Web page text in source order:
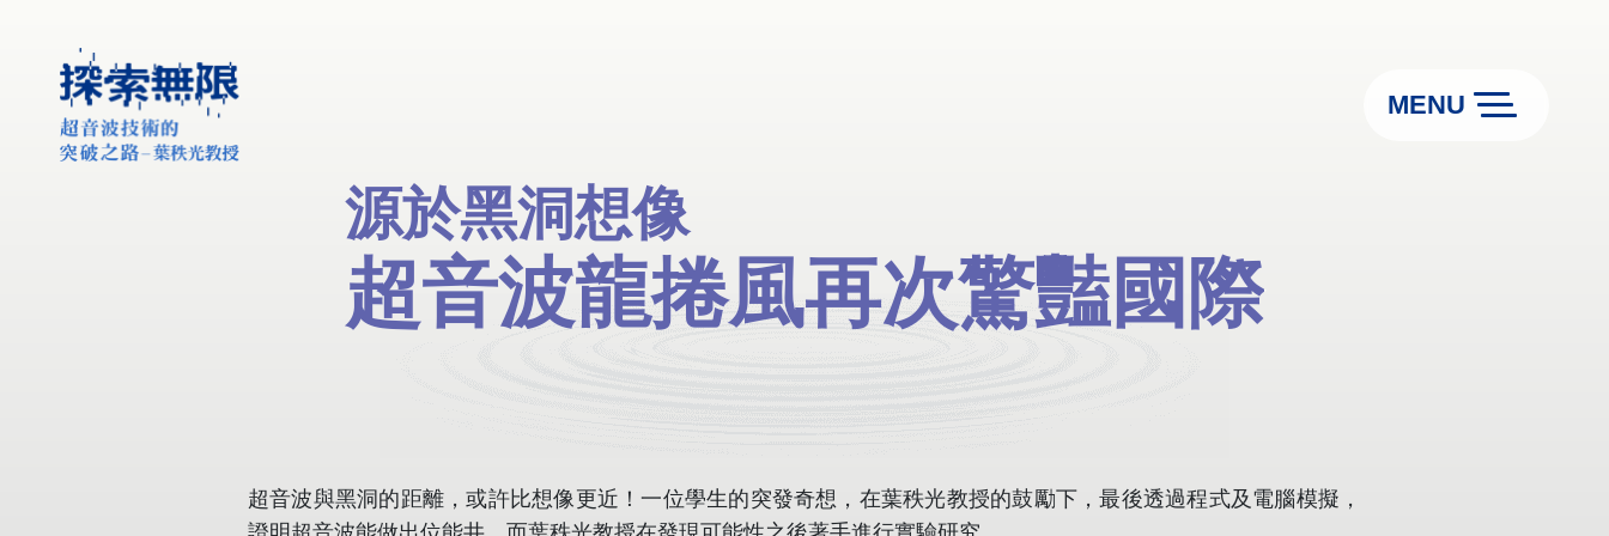
MENU
源於黑洞想像
源於黑洞想像
超音波龍捲風再次驚豔國際
超音波龍捲風再次驚豔國際
超音波與黑洞的距離，或許比想像更近！一位學生的突發奇想，在葉秩光教授的鼓勵下，最後透過程式及電腦模擬，